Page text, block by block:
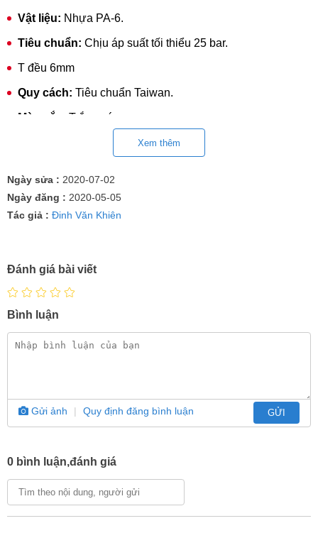
Vật liệu: Nhựa PA-6.
Tiêu chuẩn: Chịu áp suất tối thiểu 25 bar.
T đều 6mm
Quy cách: Tiêu chuẩn Taiwan.
Màu sắc: Trắng sứ.
Xem thêm
Ngày sửa : 2020-07-02
Ngày đăng : 2020-05-05
Tác giả : Đinh Văn Khiên
Đánh giá bài viết
Bình luận
Gửi ảnh | Quy định đăng bình luận GỬI
0 bình luận,đánh giá